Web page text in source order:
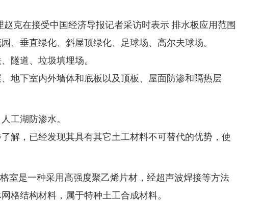
克在接受中国经济导报记者采访时表示 排水板应用范围
、垂直绿化、斜屋顶绿化、足球场、高尔夫球场。
隧道、垃圾填埋场。
地下室内外墙体和底板以及顶板、屋面防渗和隔热层
工湖防渗水。
解，已经发现其具有其它土工材料不可替代的优势，使
室是一种采用高强度聚乙烯片材，经超声波焊接等方法
格结构材料，属于特种土工合成材料。